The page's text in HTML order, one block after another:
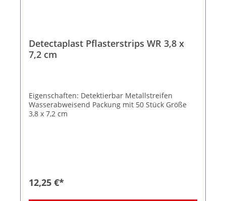
Detectaplast Pflasterstrips WR 3,8 x
7,2 cm
Eigenschaften: Detektierbar Metallstreifen
Wasserabweisend Packung mit 50 Stück Größe
3,8 x 7,2 cm
12,25 €*